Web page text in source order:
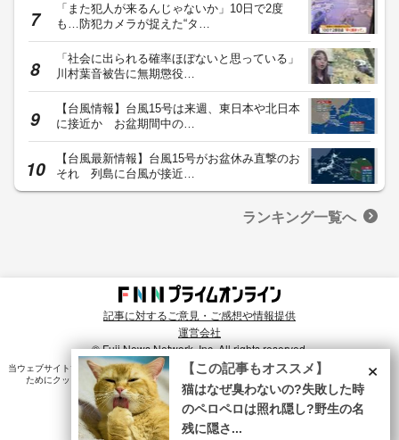
「また犯人が来るんじゃないか」10日で2度
も…防犯カメラが捉えた“タ…
「社会に出られる確率ほぼないと思っている」
川村葉音被告に無期懲役…
【台風情報】台風15号は来週、東日本や北日本
に接近か お盆期間中の…
【台風最新情報】台風15号がお盆休み直撃のお
それ 列島に台風が接近…
ランキング一覧へ
記事に対するご意見・ご感想や情報提供
運営会社
© Fuji News Network, Inc. All rights reserved.
当ウェブサイトでは、ユーザのニーズ・興味・関⼼に合致したコンテンツや広告配信を提供する
ためにクッキーを使⽤しています。詳細は、プライバシーポリシー をご確認ください。×
【この記事もオススメ】
猫はなぜ臭わないの?失敗した時
のペロペロは照れ隠し?野生の名
残に隠さ...